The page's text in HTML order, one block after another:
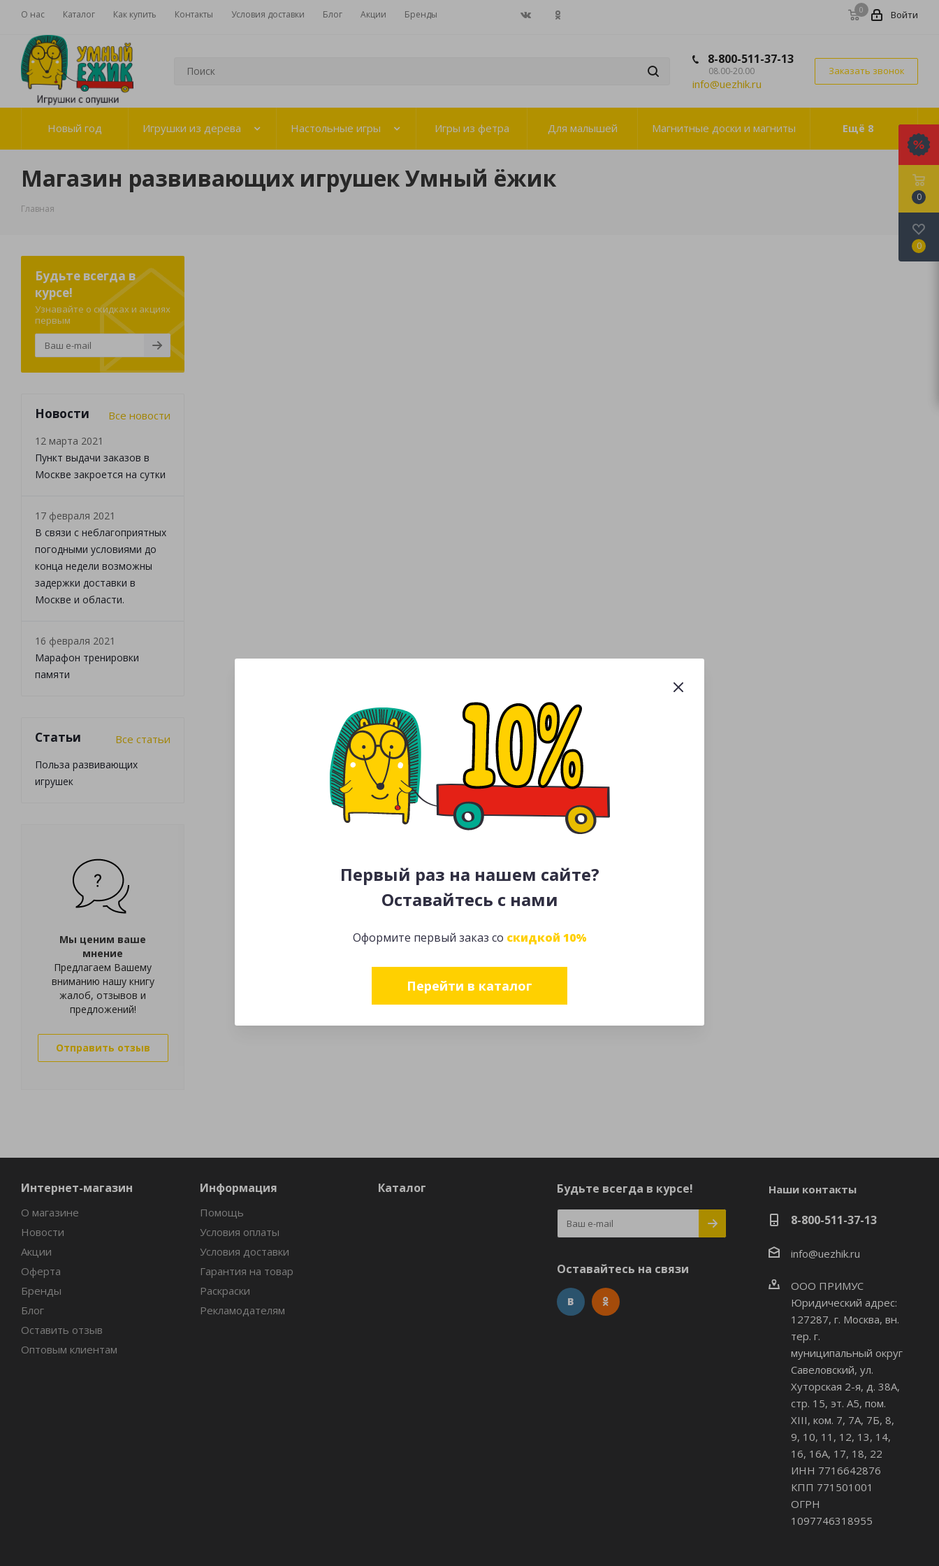
Первый раз на нашем сайте?
Оставайтесь с нами
Оформите первый заказ со скидкой 10%
Перейти в каталог
О нас Каталог Как купить Контакты Условия доставки Блог Акции Бренды 0 Войти
8-800-511-37-13
08.00-20.00
info@uezhik.ru
Заказать звонок
Новый год Игрушки из дерева Настольные игры Игры из фетра Для малышей Магнитные доски и магниты Ещё 8
Магазин развивающих игрушек Умный ёжик
Главная
Будьте всегда в
курсе!
Узнавайте о скидках и акциях
первым
Новости Все новости
12 марта 2021
Пункт выдачи заказов в
Москве закроется на сутки
17 февраля 2021
В связи с неблагоприятных
погодными условиями до
конца недели возможны
задержки доставки в
Москве и области.
16 февраля 2021
Марафон тренировки
памяти
Статьи Все статьи
Польза развивающих
игрушек
Мы ценим ваше
мнение
Предлагаем Вашему
вниманию нашу книгу
жалоб, отзывов и
предложений!
Отправить отзыв
Интернет-магазин
О магазине
Новости
Акции
Оферта
Бренды
Блог
Оставить отзыв
Оптовым клиентам
Информация
Помощь
Условия оплаты
Условия доставки
Гарантия на товар
Раскраски
Рекламодателям
Каталог Будьте всегда в курсе!
Оставайтесь на связи
Наши контакты
8-800-511-37-13
info@uezhik.ru
ООО ПРИМУС
Юридический адрес:
127287, г. Москва, вн.
тер. г.
муниципальный округ
Савеловский, ул.
Хуторская 2-я, д. 38А,
стр. 15, эт. А5, пом.
XIII, ком. 7, 7А, 7Б, 8,
9, 10, 11, 12, 13, 14,
16, 16А, 17, 18, 22
ИНН 7716642876
КПП 771501001
ОГРН
1097746318955
0
0